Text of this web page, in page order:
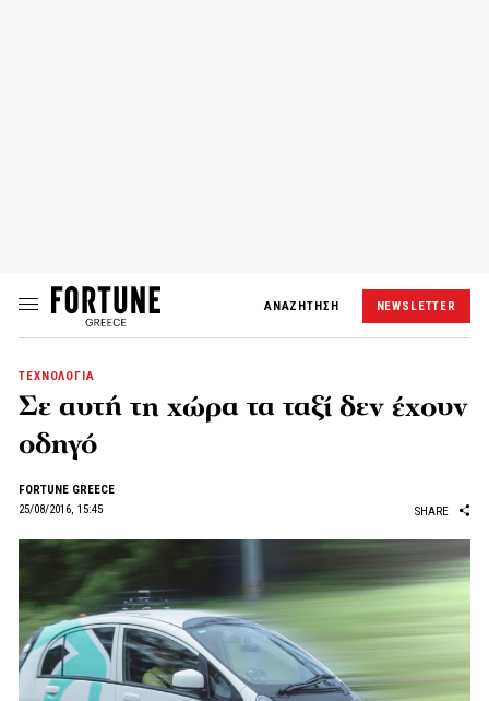
ΑΝΑΖΗΤΗΣΗ NEWSLETTER
ΤΕΧΝΟΛΟΓΙΑ
Σε αυτή τη χώρα τα ταξί δεν έχουν
οδηγό
FORTUNE GREECE
25/08/2016, 15:45
SHARE